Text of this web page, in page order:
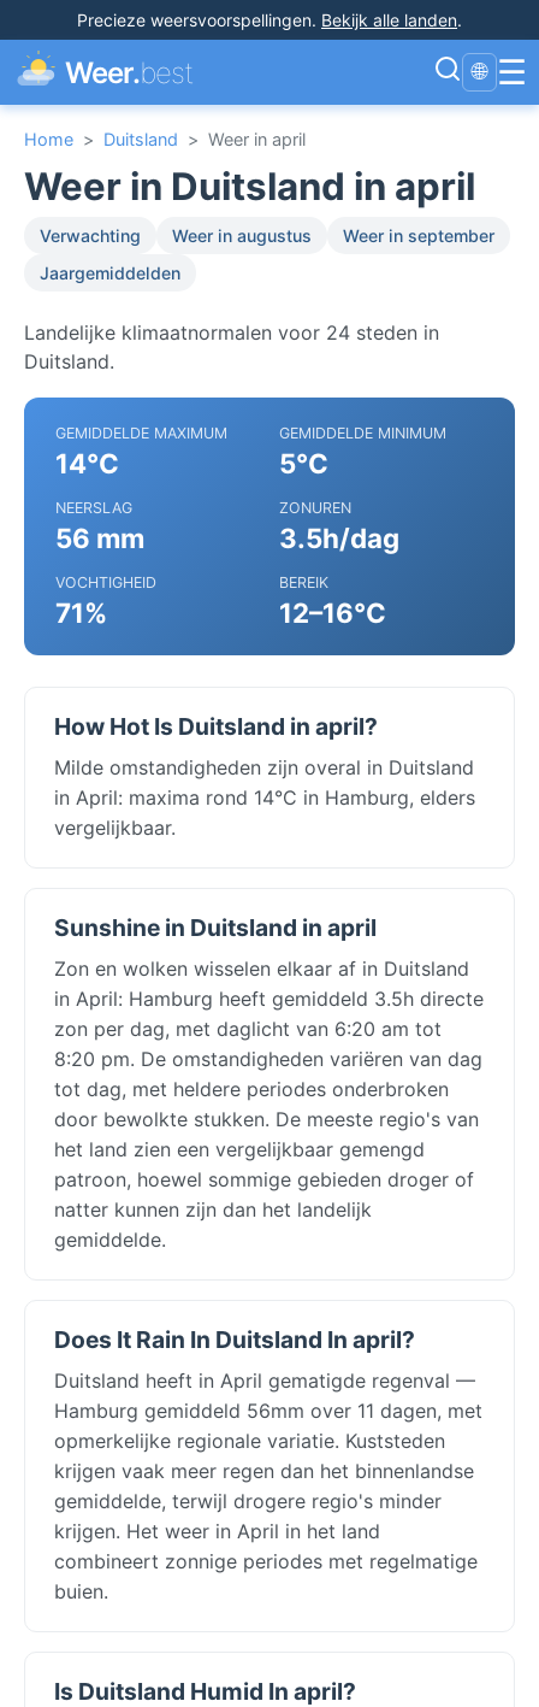
Precieze weersvoorspellingen. Bekijk alle landen.
Weer.best 🌐 ☰
Home > Duitsland > Weer in april
Weer in Duitsland in april
Verwachting Weer in augustus
Weer in september
Jaargemiddelden
Landelijke klimaatnormalen voor 24 steden in
Duitsland.
GEMIDDELDE MAXIMUM
14°C
GEMIDDELDE MINIMUM
5°C
NEERSLAG
56 mm
ZONUREN
3.5h/dag
VOCHTIGHEID
71%
BEREIK
12–16°C
How Hot Is Duitsland in april?
Milde omstandigheden zijn overal in Duitsland
in April: maxima rond 14°C in Hamburg, elders
vergelijkbaar.
Sunshine in Duitsland in april
Zon en wolken wisselen elkaar af in Duitsland
in April: Hamburg heeft gemiddeld 3.5h directe
zon per dag, met daglicht van 6:20 am tot
8:20 pm. De omstandigheden variëren van dag
tot dag, met heldere periodes onderbroken
door bewolkte stukken. De meeste regio's van
het land zien een vergelijkbaar gemengd
patroon, hoewel sommige gebieden droger of
natter kunnen zijn dan het landelijk
gemiddelde.
Does It Rain In Duitsland In april?
Duitsland heeft in April gematigde regenval —
Hamburg gemiddeld 56mm over 11 dagen, met
opmerkelijke regionale variatie. Kuststeden
krijgen vaak meer regen dan het binnenlandse
gemiddelde, terwijl drogere regio's minder
krijgen. Het weer in April in het land
combineert zonnige periodes met regelmatige
buien.
Is Duitsland Humid In april?